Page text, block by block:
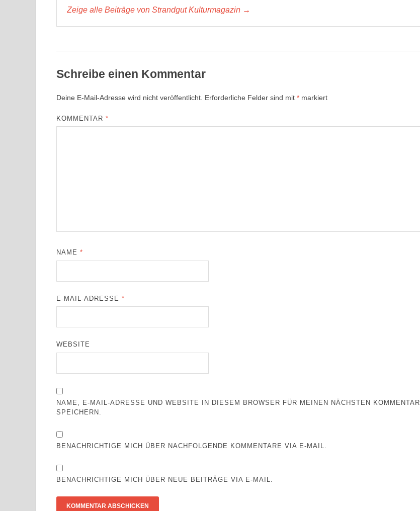
Zeige alle Beiträge von Strandgut Kulturmagazin →
Schreibe einen Kommentar
Deine E-Mail-Adresse wird nicht veröffentlicht. Erforderliche Felder sind mit * markiert
KOMMENTAR*
NAME*
E-MAIL-ADRESSE*
WEBSITE
NAME, E-MAIL-ADRESSE UND WEBSITE IN DIESEM BROWSER FÜR MEINEN NÄCHSTEN KOMMENTAR
SPEICHERN.
BENACHRICHTIGE MICH ÜBER NACHFOLGENDE KOMMENTARE VIA E-MAIL.
BENACHRICHTIGE MICH ÜBER NEUE BEITRÄGE VIA E-MAIL.